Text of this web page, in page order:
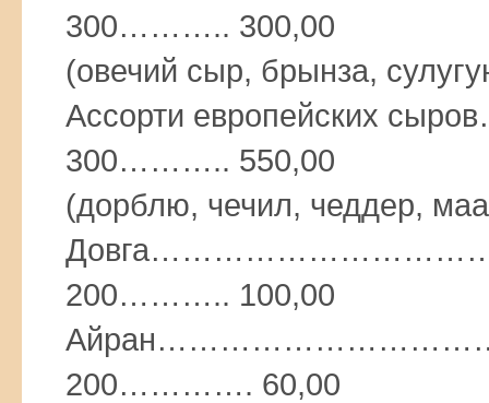
300……….. 300,00
(овечий сыр, брынза,
Ассорти европейских
300……….. 550,00
(дорблю, чечил, чеддер,
200……….. 100,00
200…………. 60,00